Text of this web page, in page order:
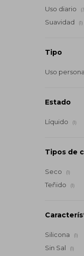
Uso diario
Suavidad (1)
Tipo
Uso
Estado
Líquido (1)
Tipos de
Seco (1)
Teñido (1)
Silicona (1)
Sin Sal (1)